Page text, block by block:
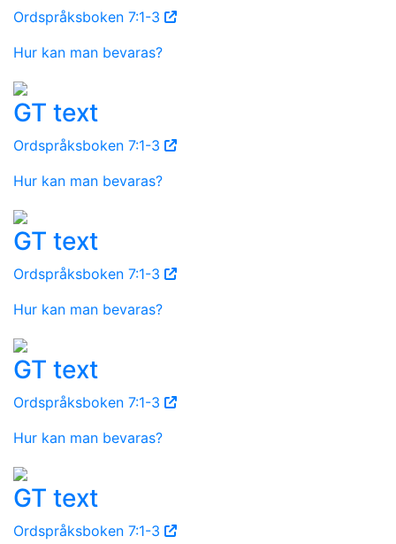
Ordspråksboken 7:1-3
Hur kan man bevaras?
GT text
Ordspråksboken 7:1-3
Hur kan man bevaras?
GT text
Ordspråksboken 7:1-3
Hur kan man bevaras?
GT text
Ordspråksboken 7:1-3
Hur kan man bevaras?
GT text
Ordspråksboken 7:1-3